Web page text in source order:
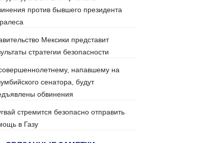
против бывшего президента
Мексики представит
стратегии безопасности
напавшему на
сенатора, будут
обвинения
стремится безопасно отправить
в Газу